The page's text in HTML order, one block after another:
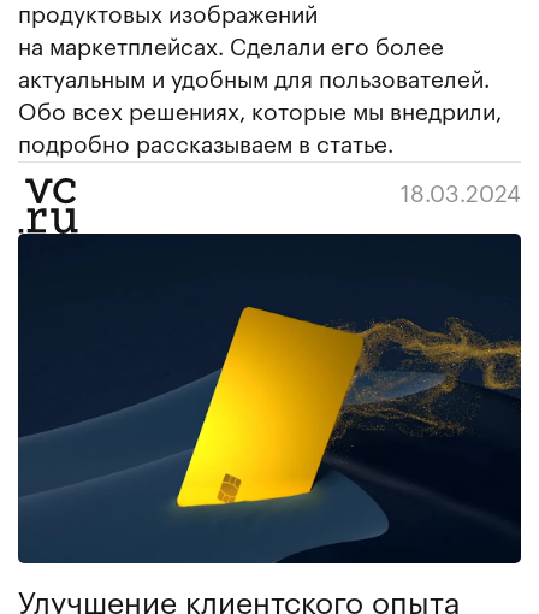
продуктовых изображений
на маркетплейсах. Сделали его более
актуальным и удобным для пользователей.
Обо всех решениях, которые мы внедрили,
подробно рассказываем в статье.
18.03.2024
Улучшение клиентского опыта